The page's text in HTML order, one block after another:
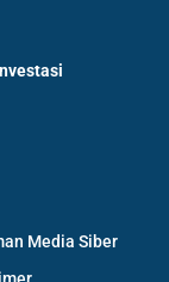
Media Siber